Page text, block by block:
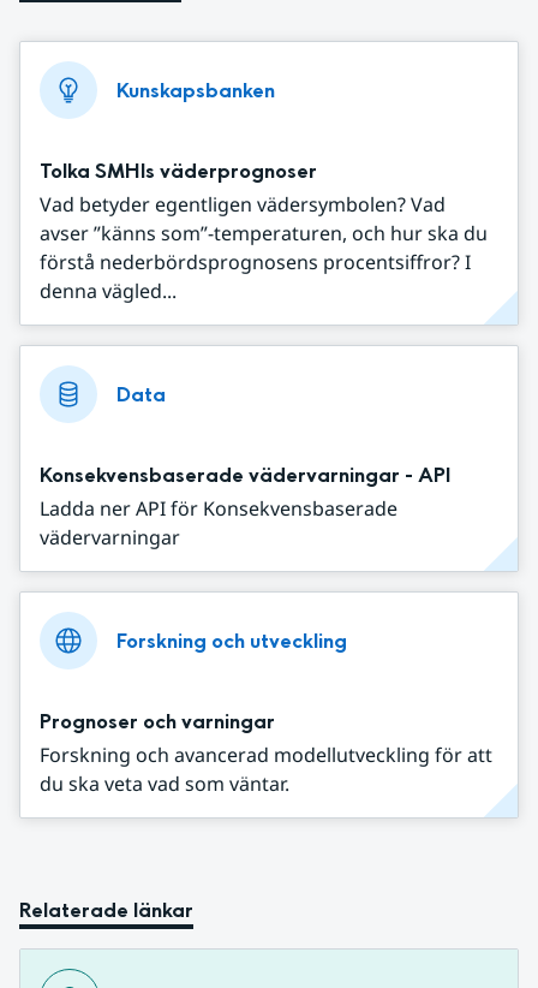
Kunskapsbanken
Tolka SMHIs väderprognoser
Vad betyder egentligen vädersymbolen? Vad
avser ”känns som”-temperaturen, och hur ska du
förstå nederbördsprognosens procentsiffror? I
denna vägled...
Data
Konsekvensbaserade vädervarningar - API
Ladda ner API för Konsekvensbaserade
vädervarningar
Forskning och utveckling
Prognoser och varningar
Forskning och avancerad modellutveckling för att
du ska veta vad som väntar.
Relaterade länkar